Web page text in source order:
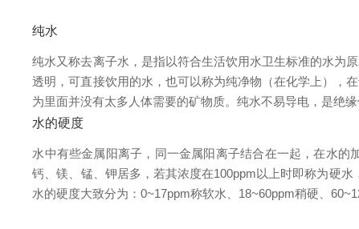
纯水
纯水又称去离子水，是指以符合生活饮用水卫生标准的水为
透明，可直接饮用的水，也可以称为纯净物（在化学上），
为里面并没有太多人体需要的矿物质。纯水不易导电，是绝
水的硬度
水中有些金属阳离子，同一金属阳离子结合在一起，在水
钙、镁、锰、钾居多，若其浓度在100ppm以上时即称为硬
水的硬度大致分为：0~17ppm称软水、18~60ppm稍硬、